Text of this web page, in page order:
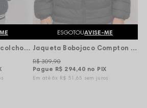
Bobojaco Compton Acolchoado Listras Gola Alta Logo - Preto
ESGOTOUAVISE-ME
Jaqueta Bobojaco Compton Puffer Nylon - Preta
Pague R$ 294,40 no PIX
R$ 309,90
6x R$ 51,65 sem juros